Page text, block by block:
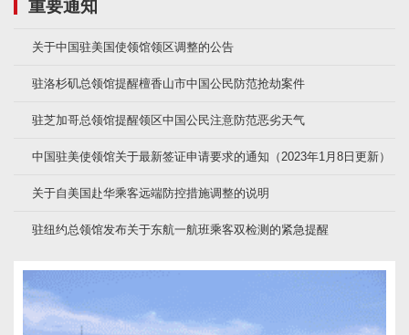
重要通知
关于中国驻美国使领馆领区调整的公告
驻洛杉矶总领馆提醒檀香山市中国公民防范抢劫案件
驻芝加哥总领馆提醒领区中国公民注意防范恶劣天气
中国驻美使领馆关于最新签证申请要求的通知（2023年1月8日更新）
关于自美国赴华乘客远端防控措施调整的说明
驻纽约总领馆发布关于东航一航班乘客双检测的紧急提醒